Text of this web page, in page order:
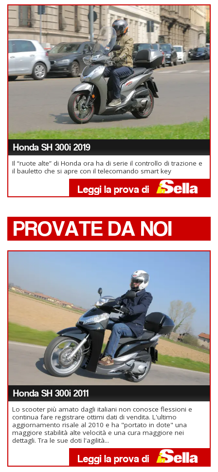
Honda SH 300i 2019
Il “ruote alte” di Honda ora ha di serie il controllo di trazione e
il bauletto che si apre con il telecomando smart key
PROVATE DA NOI
Honda SH 300i 2011
Lo scooter più amato dagli italiani non conosce flessioni e
continua fare registrare ottimi dati di vendita. L'ultimo
aggiornamento risale al 2010 e ha "portato in dote" una
maggiore stabilità alte velocità e una cura maggiore nei
dettagli. Tra le sue doti l'agilità...